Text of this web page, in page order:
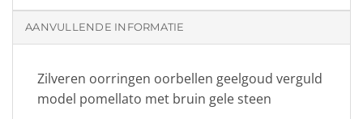
AANVULLENDE INFORMATIE
Zilveren oorringen oorbellen geelgoud verguld
model pomellato met bruin gele steen